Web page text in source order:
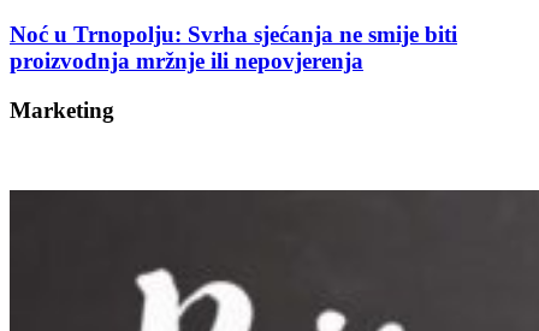
Noć u Trnopolju: Svrha sjećanja ne smije biti
proizvodnja mržnje ili nepovjerenja
Marketing